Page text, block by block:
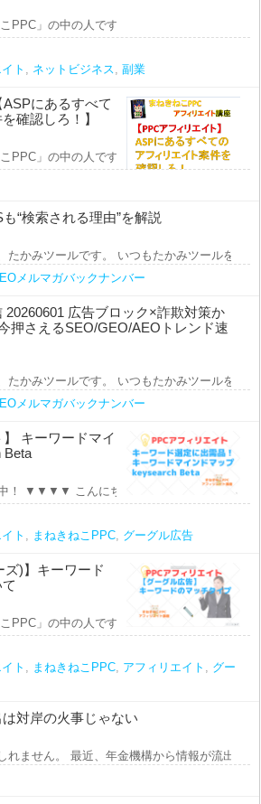
PPC」の中の人です。 今回の動画では、 【
ト , ネットビジネス, 副業
にあるすべて
確認しろ！】
PPC」の中の人です。 今回の動画では、 PPC
“検索される理由”を解説
たかみツールです。 いつもたかみツールをご
メルマガバックナンバー
20260601 広告ブロック×詐欺対策か
押さえるSEO/GEO/AEOトレンド速
たかみツールです。 いつもたかみツールをご
メルマガバックナンバー
】 キーワードマイ
Beta
！ ▼▼▼▼ こんにちは、 まねきねこチェンネ
ト , まねきねこPPC, グーグル広告
ズ)】キーワード
PPC」の中の人です。 本日の動画では、 ＝＝
ト , まねきねこPPC, アフィリエイト , グー
対岸の火事じゃない
れません。 最近、年金機構から情報が流出し